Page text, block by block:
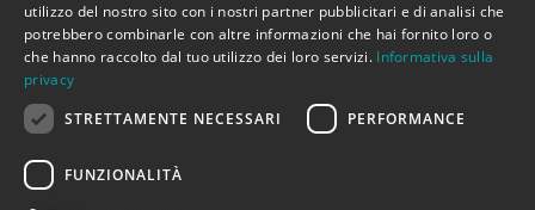
Sono tre le donne protagoniste di questo
racconto, tutte con storie individuali e passati
diversi: i personaggi del romanzo sono individui
pienamente inseriti nella loro società, non solo
vittime di una guerra più grande di loro…perché
ENGLISH
utilizzo del nostro sito con i nostri partner pubblicitari e di analisi che
potrebbero combinarle con altre informazioni che hai fornito loro o
che hanno raccolto dal tuo utilizzo dei loro servizi. Informativa sulla
privacy
STRETTAMENTE NECESSARI
PERFORMANCE
FUNZIONALITÀ